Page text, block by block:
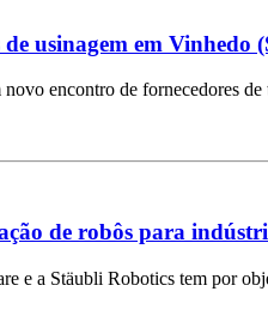
usinagem em Vinhedo
encontro de fornecedores
de robôs para
e a Stäubli Robotics tem por